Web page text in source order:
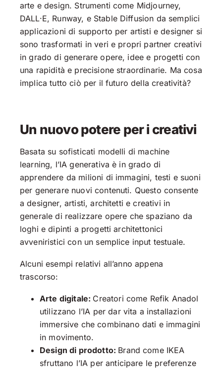
arte e design. Strumenti come Midjourney,
DALL·E, Runway, e Stable Diffusion da semplici
applicazioni di supporto per artisti e designer si
sono trasformati in veri e propri partner creativi
in grado di generare opere, idee e progetti con
una rapidità e precisione straordinarie. Ma cosa
implica tutto ciò per il futuro della creatività?
Un nuovo potere per i creativi
Basata su sofisticati modelli di machine
learning, l’IA generativa è in grado di
apprendere da milioni di immagini, testi e suoni
per generare nuovi contenuti. Questo consente
a designer, artisti, architetti e creativi in
generale di realizzare opere che spaziano da
loghi e dipinti a progetti architettonici
avveniristici con un semplice input testuale.
Alcuni esempi relativi all’anno appena
trascorso:
Arte digitale: Creatori come Refik Anadol
utilizzano l’IA per dar vita a installazioni
immersive che combinano dati e immagini
in movimento.
Design di prodotto: Brand come IKEA
sfruttano l’IA per anticipare le preferenze